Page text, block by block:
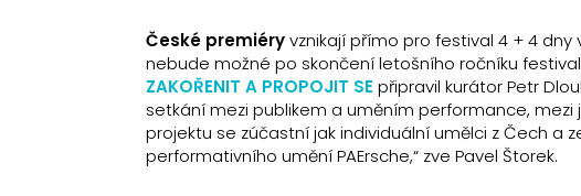
České premiéryvznikají přímo pro festival 4 + 4
nebude možné po skončení letošního ročníku
ZAKOŘENIT A PROPOJIT SE připravil kurátor Petr
setkání mezi publikem a uměním performance,
projektu se zúčastní jak individuální umělci z Čech a
performativního umění PAErsche,“ zve Pavel Štorek.